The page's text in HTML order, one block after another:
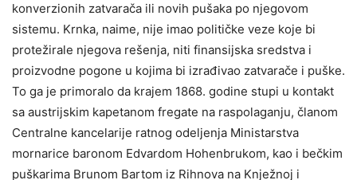
konverzionih zatvarača ili novih pušaka po njegovom
sistemu. Krnka, naime, nije imao političke veze koje bi
protežirale njegova rešenja, niti finansijska sredstva i
proizvodne pogone u kojima bi izrađivao zatvarače i puške.
To ga je primoralo da krajem 1868. godine stupi u kontakt
sa austrijskim kapetanom fregate na raspolaganju, članom
Centralne kancelarije ratnog odeljenja Ministarstva
mornarice baronom Edvardom Hohenbrukom, kao i bečkim
puškarima Brunom Bartom iz Rihnova na Knježnoj i